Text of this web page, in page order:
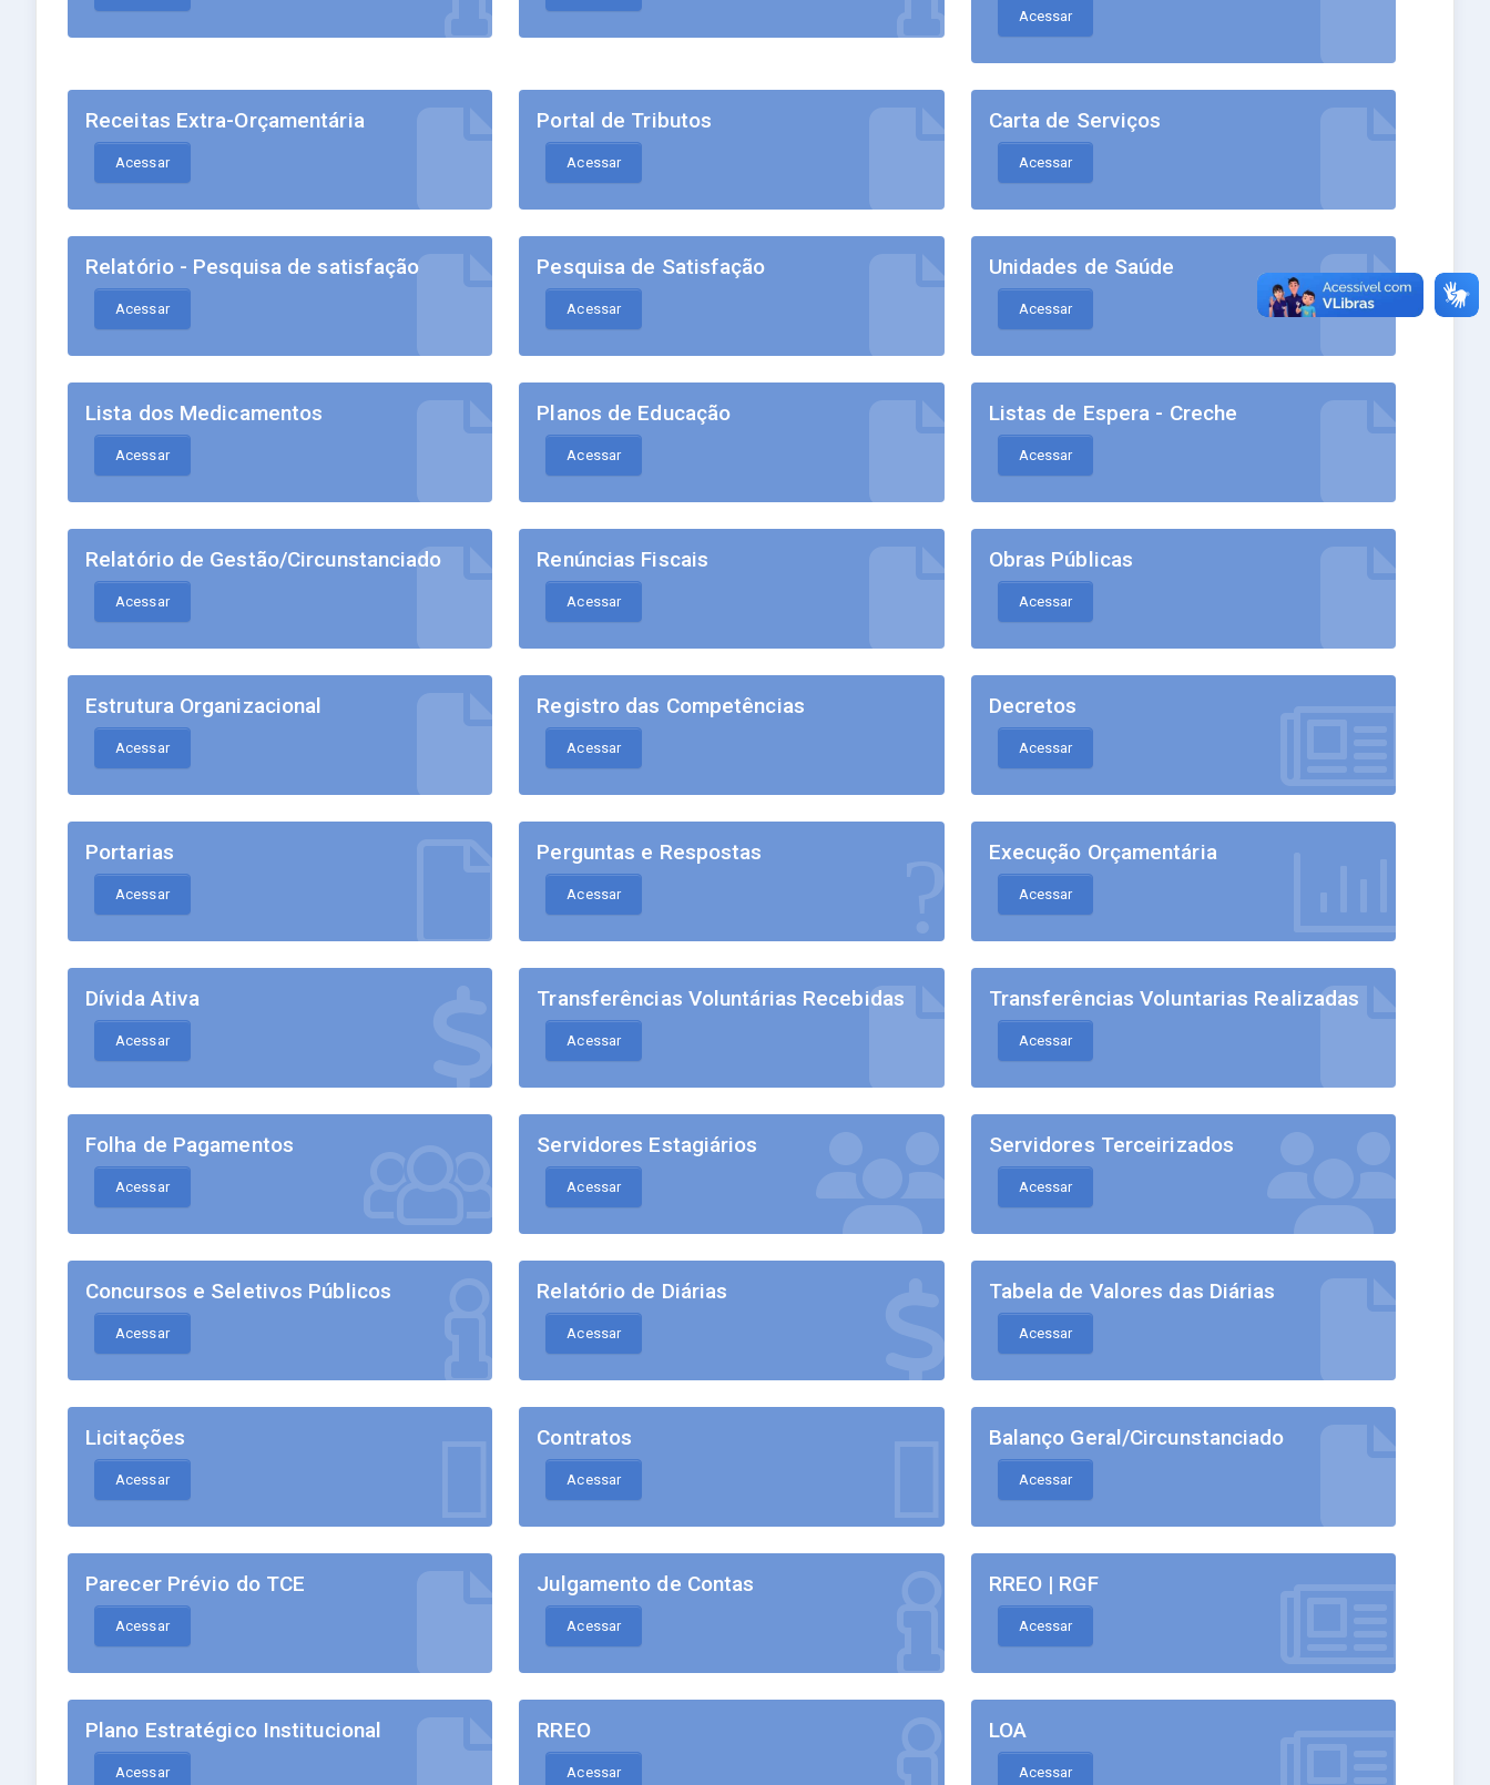
Acessar
Receitas Extra-Orçamentária
Acessar
Portal de Tributos
Acessar
Carta de Serviços
Acessar
Relatório - Pesquisa de satisfação
Acessar
Pesquisa de Satisfação
Acessar
Unidades de Saúde
Acessar
Lista dos Medicamentos
Acessar
Planos de Educação
Acessar
Listas de Espera - Creche
Acessar
Relatório de Gestão/Circunstanciado
Acessar
Renúncias Fiscais
Acessar
Obras Públicas
Acessar
Estrutura Organizacional
Acessar
Registro das Competências
Acessar
Decretos
Acessar
Portarias
Acessar
Perguntas e Respostas
Acessar
Execução Orçamentária
Acessar
Dívida Ativa
Acessar
Transferências Voluntárias Recebidas
Acessar
Transferências Voluntarias Realizadas
Acessar
Folha de Pagamentos
Acessar
Servidores Estagiários
Acessar
Servidores Terceirizados
Acessar
Concursos e Seletivos Públicos
Acessar
Relatório de Diárias
Acessar
Tabela de Valores das Diárias
Acessar
Licitações
Acessar
Contratos
Acessar
Balanço Geral/Circunstanciado
Acessar
Parecer Prévio do TCE
Acessar
Julgamento de Contas
Acessar
RREO | RGF
Acessar
Plano Estratégico Institucional
Acessar
RREO
Acessar
LOA
Acessar